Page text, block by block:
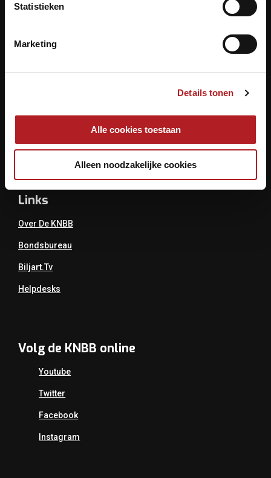
Statistieken
Marketing
Details tonen
Alle cookies toestaan
Alleen noodzakelijke cookies
KNBB.nl is hèt verenigingsplatform van de
Tel.: 030 - 6008400
Mail:info@knbb.nl
Links
Over De KNBB
Bondsbureau
Biljart.tv
Helpdesks
Volg de KNBB online
Youtube
Twitter
Facebook
Instagram